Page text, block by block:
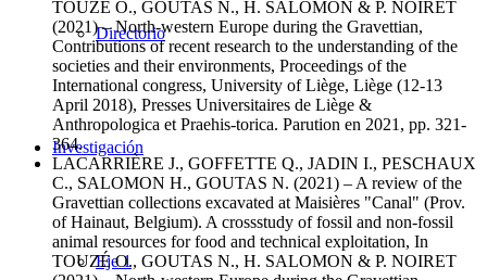
Directorio
Investigación
Eje 1
TOUZÉ O., GOUTAS N., H. SALOMON & P. NOIRET
(2021) – North-western Europe during the Gravettian,
Contributions of recent research to the understanding of the
societies and their environments, Proceedings of the
International congress, University of Liège, Liège (12-13
April 2018), Presses Universitaires de Liège &
Anthropologica et Praehis-torica. Parution en 2021, pp. 321-
364.
LACARRIÈRE J., GOFFETTE Q., JADIN I., PESCHAUX
C., SALOMON H., GOUTAS N. (2021) – A review of the
Gravettian collections excavated at Maisières "Canal" (Prov.
of Hainaut, Belgium). A crossstudy of fossil and non-fossil
animal resources for food and technical exploitation, In
TOUZÉ O., GOUTAS N., H. SALOMON & P. NOIRET